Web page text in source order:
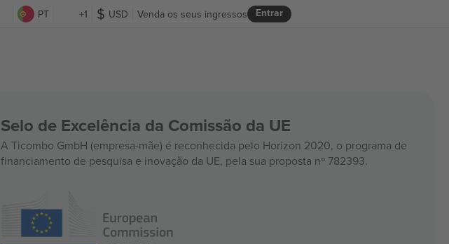
PT +1 USD Entrar
Venda os seus ingressos
Selo de Excelência da Comissão da UE
A Ticombo GmbH (empresa-mãe) é reconhecida pelo Horizon 2020, o programa de
financiamento de pesquisa e inovação da UE, pela sua proposta nº 782393.